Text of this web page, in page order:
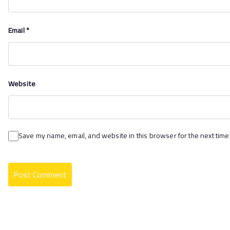
Email*
Website
Save my name, email, and website in this browser for the next